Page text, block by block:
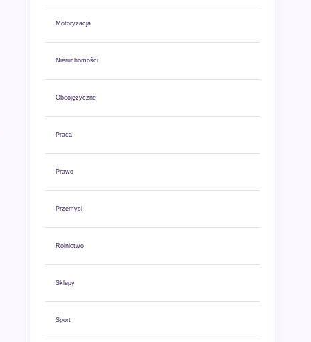
Motoryzacja
Nieruchomości
Obcojęzyczne
Praca
Prawo
Przemysł
Rolnictwo
Sklepy
Sport